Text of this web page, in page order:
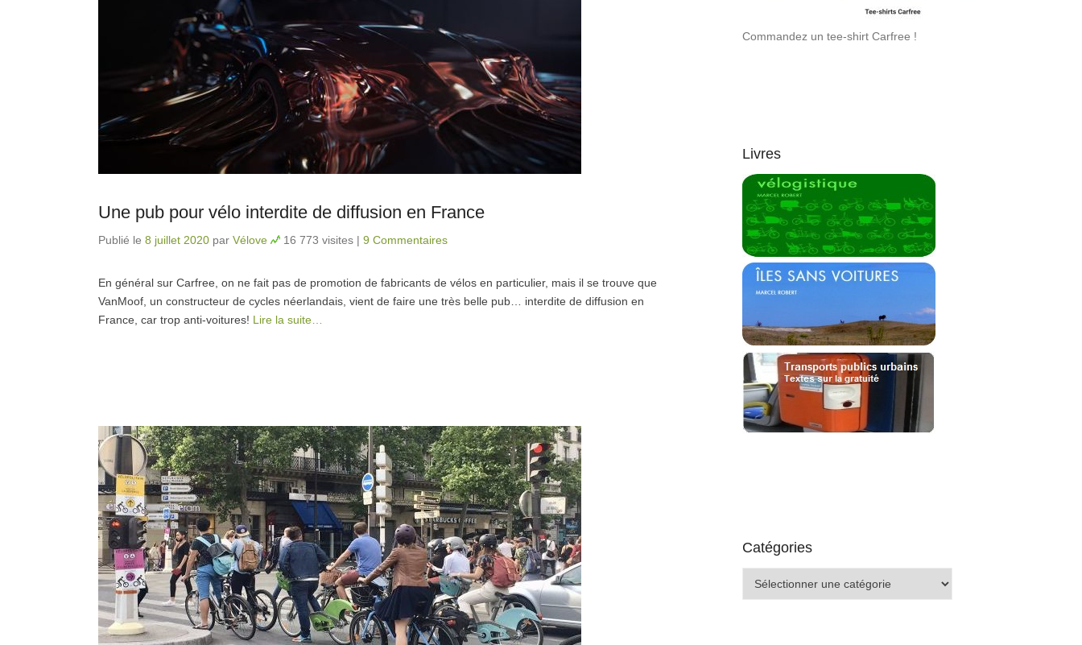
Une pub pour vélo interdite de diffusion en France
Publié le 8 juillet 2020 par Vélove 16 773 visites | 9 Commentaires
En général sur Carfree, on ne fait pas de promotion de fabricants de vélos en particulier, mais il se trouve que
VanMoof, un constructeur de cycles néerlandais, vient de faire une très belle pub… interdite de diffusion en
France, car trop anti-voitures! Lire la suite…
Commandez un tee-shirt Carfree !
Livres
Catégories